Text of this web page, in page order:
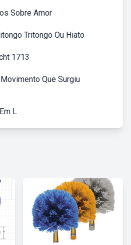
Sobre Amor
Tritongo Ou Hiato
1713
Que Surgiu
L